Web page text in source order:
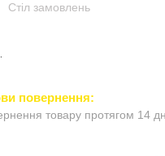
Стіл замовлень
товару протягом 14